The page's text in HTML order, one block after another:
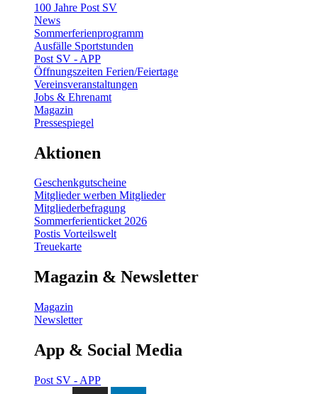
100 Jahre Post SV
News
Sommerferienprogramm
Ausfälle Sportstunden
Post SV - APP
Öffnungszeiten Ferien/Feiertage
Vereinsveranstaltungen
Jobs & Ehrenamt
Magazin
Pressespiegel
Aktionen
Geschenkgutscheine
Mitglieder werben Mitglieder
Mitgliederbefragung
Sommerferienticket 2026
Postis Vorteilswelt
Treuekarte
Magazin & Newsletter
Magazin
Newsletter
App & Social Media
Post SV - APP